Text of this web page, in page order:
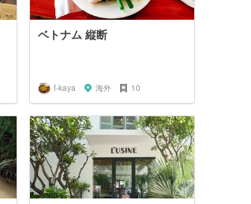
ベトナム 縦断
f-kaya 海外 10